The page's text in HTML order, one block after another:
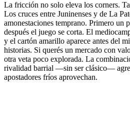
La fricción no solo eleva los corners.
Los cruces entre Juninenses y de La
amonestaciones temprano. Primero un
después el juego se corta. El
y el cartón amarillo aparece antes del
historias. Si querés un mercado con
otra veta poco explorada. La
rivalidad barrial —sin ser clásico—
apostadores fríos aprovechan.